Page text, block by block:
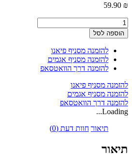
59.90 ₪
כמות
של
G14
תוכי
בינוני
טרופי
קג
הוספה לסל
להזמנה מסניף פיאנו
להזמנה מסניף אגמים
להזמנה דרך הוואטסאפ
להזמנה מסניף פיאנו
להזמנה מסניף אגמים
להזמנה דרך הוואטסאפ
Loading...
תיאור חוות דעת (0)
תיאור